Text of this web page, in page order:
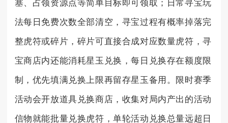
塞、占领资源点等简单目标即可领取；日常寻宝玩
法每日免费次数全部清空，寻宝过程有概率掉落完
整虎符或碎片，碎片可直接合成对应数量虎符，寻
宝商店内还能消耗星玉兑换，每日兑换存在额度限
制，优先填满兑换上限再留存星玉备用。限时赛季
活动会开放道具兑换商店，收集对局内产出的活动
信物就能批量兑换虎符，单轮活动兑换总量远超日